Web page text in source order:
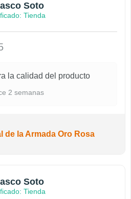
Soto
la calidad del producto
2 semanas
de la Armada Oro Rosa
Soto